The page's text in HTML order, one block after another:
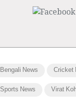
Bengali News Cricket
Sports News Virat